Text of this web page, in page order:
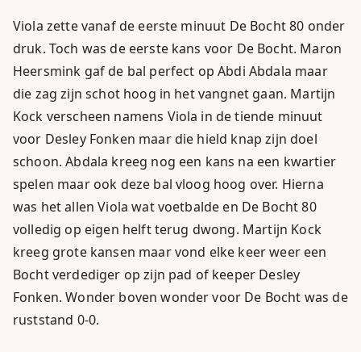
Viola zette vanaf de eerste minuut De Bocht 80 onder
druk. Toch was de eerste kans voor De Bocht. Maron
Heersmink gaf de bal perfect op Abdi Abdala maar
die zag zijn schot hoog in het vangnet gaan. Martijn
Kock verscheen namens Viola in de tiende minuut
voor Desley Fonken maar die hield knap zijn doel
schoon. Abdala kreeg nog een kans na een kwartier
spelen maar ook deze bal vloog hoog over. Hierna
was het allen Viola wat voetbalde en De Bocht 80
volledig op eigen helft terug dwong. Martijn Kock
kreeg grote kansen maar vond elke keer weer een
Bocht verdediger op zijn pad of keeper Desley
Fonken. Wonder boven wonder voor De Bocht was de
ruststand 0-0.